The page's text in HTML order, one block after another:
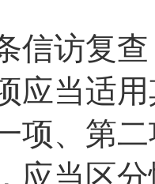
访复查
应当适
项、第
应当区